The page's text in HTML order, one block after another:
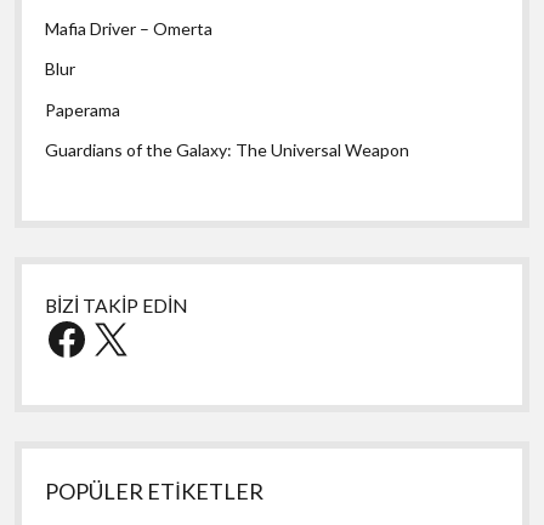
Mafia Driver – Omerta
Blur
Paperama
Guardians of the Galaxy: The Universal Weapon
BİZİ TAKİP EDİN
Facebook
X
POPÜLER ETİKETLER